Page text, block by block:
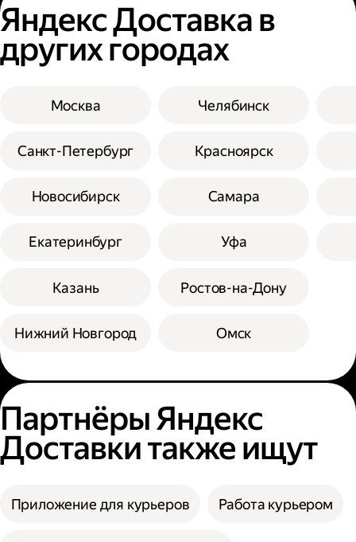
Яндекс Доставка в
других городах
Москва
Санкт-Петербург
Новосибирск
Екатеринбург
Казань
Нижний Новгород
Челябинск
Красноярск
Самара
Уфа
Ростов-на-Дону
Омск
Партнёры Яндекс
Доставки также ищут
Приложение для курьеров Работа курьером